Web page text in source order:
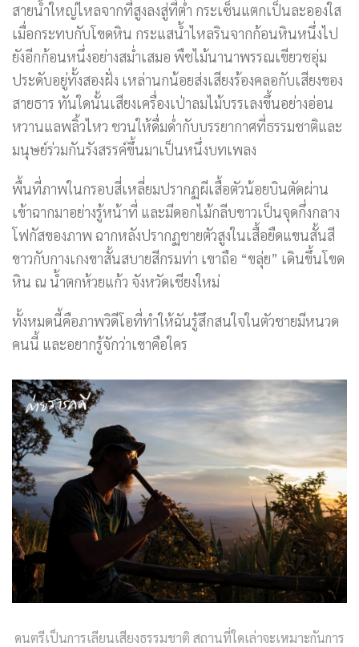
สายน้ำใหญ่ไหลจากที่สูงลงสู่ที่ต่ำ กระเซ็นแตกเป็นละอองใส
เมื่อกระทบกับโขดหิน กระแสน้ำไหลรินจากก้อนหินหนึ่งไป
ยังอีกก้อนหนึ่งอย่างสม่ำเสมอ พืชไม้นานาพรรณเขียวชอุ่ม
ประดับอยู่ทั้งสองฝั่ง เหล่านกน้อยส่งเสียงร้องคลอกับเสียงของ
สายธาร ทันใดนั้นเสียงเครื่องเป่าลมไม้บรรเลงขึ้นอย่างอ่อน
หวานแลพลิ้วไหว ชวนให้ดื่มด่ำกับบรรยากาศที่ธรรมชาติและ
มนุษย์ร่วมกันรังสรรค์ขึ้นมาเป็นหนึ่งบทเพลง
พื้นที่ภาพในกรอบสี่เหลี่ยมปรากฏผีเสื้อตัวน้อยบินตัดผ่าน
เข้าฉากมาอย่างรู้หน้าที่ และมีดอกไม้กลีบขาวเป็นจุดกึ่งกลาง
โฟกัสของภาพ ฉากหลังปรากฏชายตัวสูงในเสื้อยืดแขนสั้นสี
ขาวกับกางเกงขาสั้นสบายสีกรมท่า เขาถือ “ขลุ่ย” เดินขึ้นโขด
หิน ณ น้ำตกห้วยแก้ว จังหวัดเชียงใหม่
ทั้งหมดนี้คือภาพวิดีโอที่ทำให้ฉันรู้สึกสนใจในตัวชายมีหนวด
คนนี้ และอยากรู้จักว่าเขาคือใคร
ดนตรีเป็นการเลียนเสียงธรรมชาติ สถานที่ใดเล่าจะเหมาะกันการ